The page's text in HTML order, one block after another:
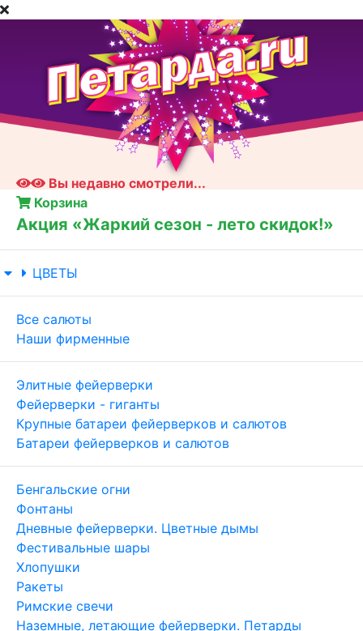
Вы недавно смотрели...
Корзина
Акция «Жаркий сезон - лето скидок!»
ЦВЕТЫ
Все салюты
Наши фирменные
Элитные фейерверки
Фейерверки - гиганты
Крупные батареи фейерверков и салютов
Батареи фейерверков и салютов
Бенгальские огни
Фонтаны
Дневные фейерверки. Цветные дымы
Фестивальные шары
Хлопушки
Ракеты
Римские свечи
Наземные, летающие фейерверки. Петарды